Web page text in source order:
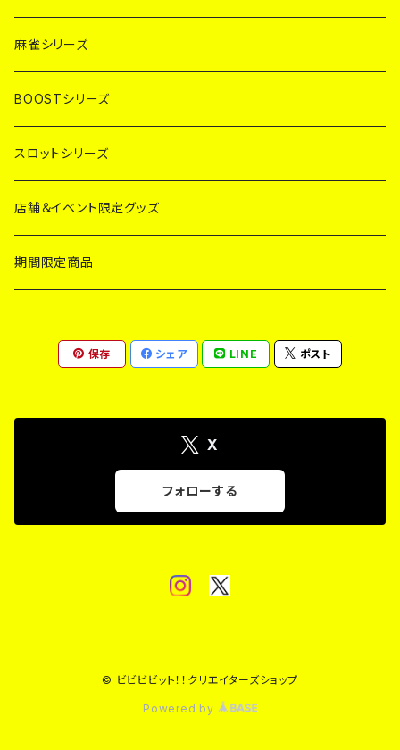
麻雀シリーズ
BOOSTシリーズ
スロットシリーズ
店舗＆イベント限定グッズ
期間限定商品
保存 シェア LINE ポスト
X
フォローする
© ビビビビット！！クリエイターズショップ
Powered by